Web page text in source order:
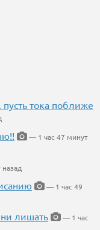
тока поближе
— 1 час 47 минут
— 1 час 49
лишать
— 1 час